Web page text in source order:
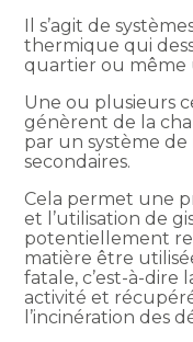
Il s’agit de
thermique qui
quartier ou même
Une ou plusieurs
génèrent de la
par un système
secondaires.
Cela permet une
et l’utilisation de
potentiellement
matière être
fatale, c’est-à-
activité et
l’incinération des